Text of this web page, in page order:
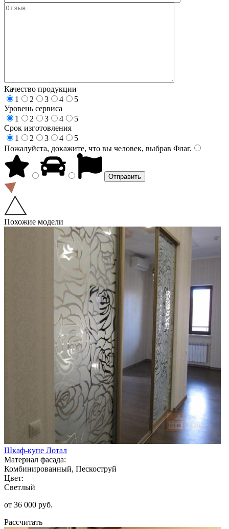
Качество продукции
1
2 3 4
5
Уровень сервиса
1
2 3 4
5
Срок изготовления
1
2 3 4
5
Пожалуйста, докажите, что вы человек, выбрав Флаг.
Похожие модели
Шкаф-купе Лотал
Материал фасада:
Комбинированный, Пескоструй
Цвет:
Светлый
от 36 000 руб.
Рассчитать